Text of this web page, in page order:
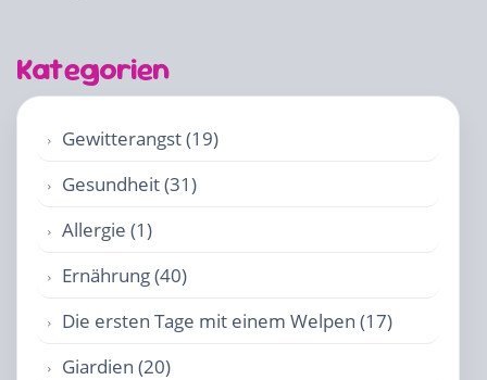
Kategorien
Gewitterangst (19)
Gesundheit (31)
Allergie (1)
Ernährung (40)
Die ersten Tage mit einem Welpen (17)
Giardien (20)